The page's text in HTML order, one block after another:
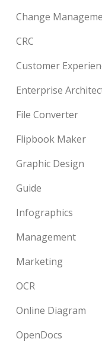
Change
CRC
Customer
Enterprise
File Converter
Flipbook Maker
Graphic Design
Guide
Infographics
Management
Marketing
OCR
Online Diagram
OpenDocs